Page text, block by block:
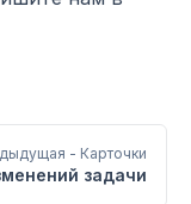
- Карточки
задачи